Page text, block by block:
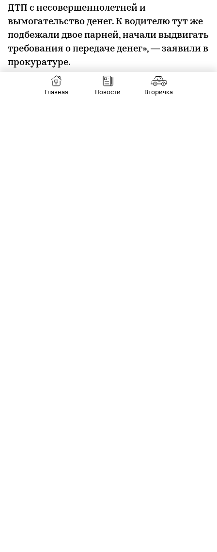
ДТП с несовершеннолетней и
вымогательство денег. К водителю тут же
подбежали двое парней, начали выдвигать
требования о передаче денег», — заявили в
прокуратуре.
Главная Новости Вторичка